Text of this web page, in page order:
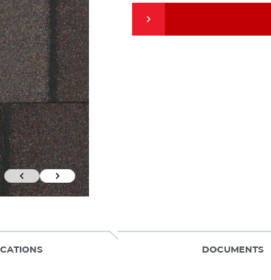
Previous Slide
Next Slide
DOCUMENTS